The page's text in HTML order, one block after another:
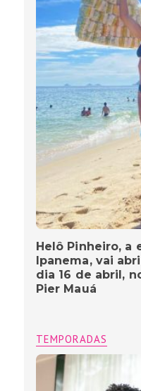
Helô Pinheiro, a
Ipanema, vai
dia 16 de abril,
Pier Mauá
TEMPORADAS